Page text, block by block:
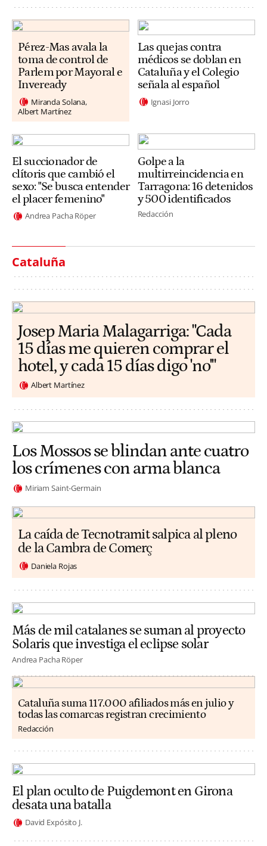
Pérez-Mas avala la
toma de control de
Parlem por Mayoral e
Inveready
Miranda Solana
Albert Martínez
Las quejas contra
médicos se doblan en
Cataluña y el Colegio
señala al español
Ignasi Jorro
El succionador de
clítoris que cambió el
sexo: "Se busca entender
el placer femenino"
Andrea Pacha Röper
Golpe a la
multirreincidencia en
Tarragona: 16 detenidos
y 500 identificados
Redacción
Cataluña
​​Josep Maria Malagarriga: "Cada
15 días me quieren comprar el
hotel, y cada 15 días digo 'no'"
Albert Martínez
Los Mossos se blindan ante cuatro
los crímenes con arma blanca
Miriam Saint-Germain
La caída de Tecnotramit salpica al pleno
de la Cambra de Comerç
Daniela Rojas
Más de mil catalanes se suman al proyecto
Solaris que investiga el eclipse solar
Andrea Pacha Röper
Cataluña suma 117.000 afiliados más en julio y
todas las comarcas registran crecimiento
Redacción
El plan oculto de Puigdemont en Girona
desata una batalla
David Expósito J.